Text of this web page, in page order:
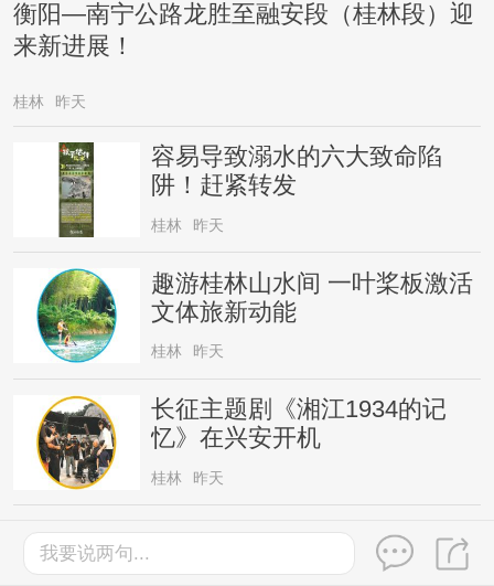
衡阳—南宁公路龙胜至融安段（桂林段）迎
来新进展！
桂林 昨天
容易导致溺水的六大致命陷
阱！赶紧转发
桂林 昨天
趣游桂林山水间 一叶桨板激活
文体旅新动能
桂林 昨天
长征主题剧《湘江1934的记
忆》在兴安开机
桂林 昨天
戏水纳凉
我要说两句...